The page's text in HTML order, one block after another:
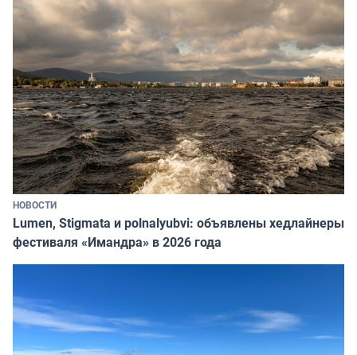
НОВОСТИ
Lumen, Stigmata и polnalyubvi: объявлены хедлайнеры
фестиваля «Имандра» в 2026 года